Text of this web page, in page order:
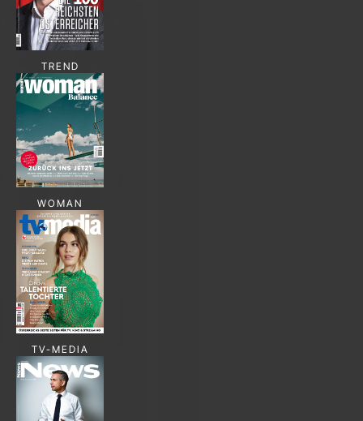
TREND
WOMAN
TV-MEDIA